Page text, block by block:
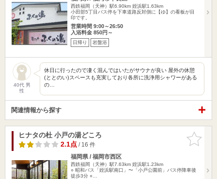
西鉄福岡（天神）駅6.90km 姪浜駅1.63km
小田部5丁目バス停を下車道路反対側に【ゆ】の看板が目
印です。
営業時間 9:00～26:50
入浴料金 850円～
日帰り 岩盤浴
40代 男
性
休日に行ったので凄く混んではいたがサウナが良い 屋外の休憩
(ととのい)スペースも充実しており各所に洗浄用シャワーがある
の…
関連情報から探す
お気に入
りに追加
ヒナタの杜 小戸の湯どころ
2.1点/ 16 件
福岡県 / 福岡市西区
西鉄福岡（天神）駅7.63km 姪浜駅1.23km
○ 昭和バス「姪浜駅南口」〜「小戸公園前」バス停降車後
徒歩3分 ○…